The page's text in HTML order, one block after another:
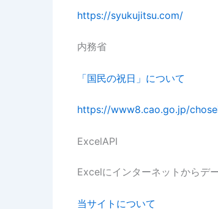
https://syukujitsu.com/
内務省
「国民の祝日」について
https://www8.cao.go.jp/
ExcelAPI
Excelにインターネットからデ
当サイトについて